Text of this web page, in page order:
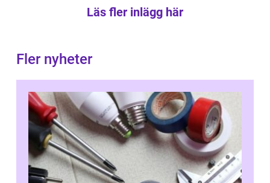
Läs fler inlägg här
Fler nyheter